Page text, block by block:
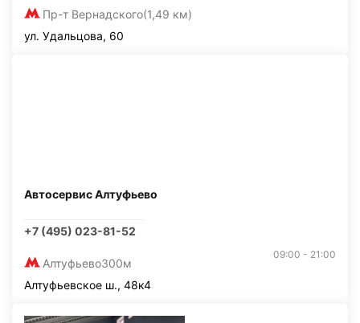
Пр-т Вернадского(1,49 км)
ул. Удальцова, 60
Автосервис Алтуфьево
+7 (495) 023-81-52
Алтуфьево300м
09:00 - 21:00
Алтуфьевское ш., 48к4